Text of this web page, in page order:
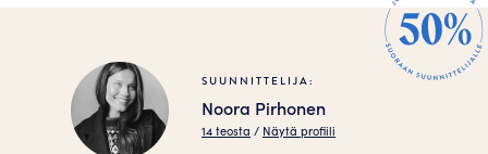
SUUNNITTELIJA:
Noora Pirhonen
14 teosta / Näytä profiili